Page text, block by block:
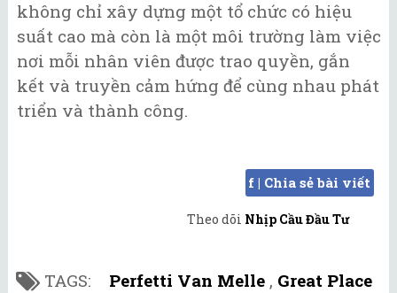
không chỉ xây dựng một tổ chức có hiệu
suất cao mà còn là một môi trường làm việc
nơi mỗi nhân viên được trao quyền, gắn
kết và truyền cảm hứng để cùng nhau phát
triển và thành công.
f | Chia sẻ bài viết
Theo dõi Nhịp Cầu Đầu Tư
TAGS: Perfetti Van Melle , Great Place